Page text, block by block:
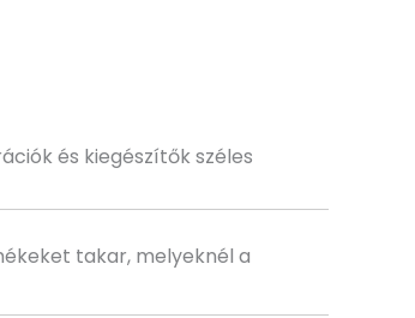
és kiegészítők széles
takar, melyeknél a